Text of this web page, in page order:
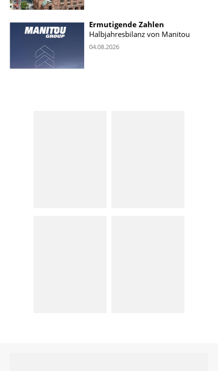
Ermutigende Zahlen
Halbjahresbilanz von Manitou
04.08.2026